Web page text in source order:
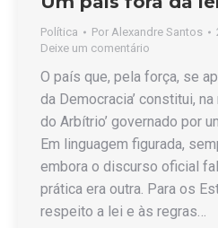
Política Por Alexandre Santos
Deixe um comentário
O país que, pela força, se
da Democracia’ constitui,
do Arbítrio’ governado por
Em linguagem figurada,
embora o discurso oficial
prática era outra. Para os
respeito a lei e às regras…